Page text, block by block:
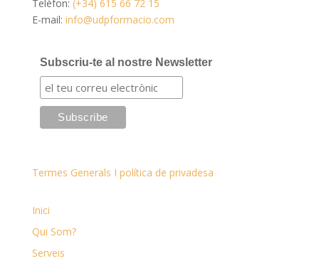
Telèfon: (+34) 615 66 72 15
E-mail: info@udpformacio.com
Subscriu-te al nostre Newsletter
Termes Generals I política de privadesa
Inici
Qui Som?
Serveis